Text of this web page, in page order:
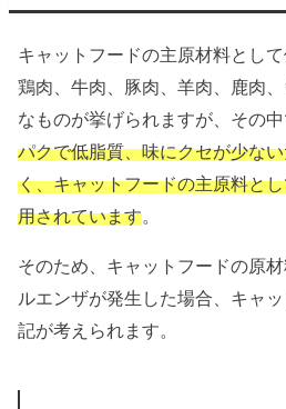
キャットフードの主原材料として
鶏肉、牛肉、豚肉、羊肉、鹿肉
なものが挙げられますが、その
パクで低脂質、味にクセが少な
く、キャットフードの主原料と
用されています。
そのため、キャットフードの原
ルエンザが発生した場合、キャ
記が考えられます。